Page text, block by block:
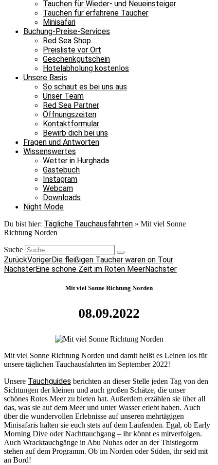
Tauchen für Wieder- und Neueinsteiger
Tauchen für erfahrene Taucher
Minisafari
Buchung-Preise-Services
Red Sea Shop
Preisliste vor Ort
Geschenkgutschein
Hotelabholung kostenlos
Unsere Basis
So schaut es bei uns aus
Unser Team
Red Sea Partner
Öffnungszeiten
Kontaktformular
Bewirb dich bei uns
Fragen und Antworten
Wissenswertes
Wetter in Hurghada
Gästebuch
Instagram
Webcam
Downloads
Night Mode
Du bist hier: Tägliche Tauchausfahrten » Mit viel Sonne
Richtung Norden
Suche
ZurückVorigerDie fleißigen Taucher waren on Tour
NächsterEine schöne Zeit im Roten MeerNächster
Mit viel Sonne Richtung Norden
08.09.2022
Mit viel Sonne Richtung Norden und damit heißt es Leinen los für
unsere täglichen Tauchausfahrten im September 2022!
Unsere Tauchguides berichten an dieser Stelle jeden Tag von den
Sichtungen der kleinen und auch großen Schätze, die unser
schönes Rotes Meer zu bieten hat. Außerdem erzählen sie über all
das, was sie auf dem Meer und unter Wasser erlebt haben. Auch
über die wundervollen Erlebnisse auf unseren mehrtägigen
Minisafaris halten sie euch stets auf dem Laufenden. Egal, ob Early
Morning Dive oder Nachttauchgang – ihr könnt es mitverfolgen.
Auch Wracktauchgänge in Abu Nuhas oder an der Thistlegorm
stehen auf dem Programm. Ob im Norden oder Süden, ihr seid mit
an Bord!